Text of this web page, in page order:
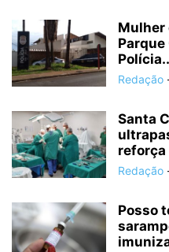
Mulher
Parque
Redação
Santa
reforça
Redação
Posso